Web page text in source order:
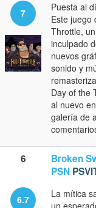
7
Puesta al
Este juego
Throttle,
inculpado
nuevos
sonido y
Day of the
al nuevo
galería de
6
Broken
PSN
6.7
La mítica